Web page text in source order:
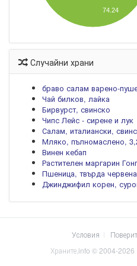
74.24
Случайни храни
браво салам варено-
Чай билков, лайка
Бирвурст, свинско
Чипс Лейс - сирене и лук
Салам, италиански,
Мляко, пълномаслено,
Винен кебап
Растителен маргарин
Пшеница, твърда
Джинджифил корен,
Условия
Храните.info © 2004-2026